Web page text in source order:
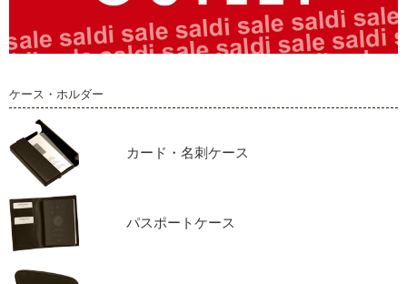
ケース・ホルダー
カード・名刺ケース
パスポートケース